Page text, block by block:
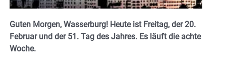
Guten Morgen, Wasserburg! Heute ist Freitag, der 20.
Februar und der 51. Tag des Jahres. Es läuft die achte
Woche.